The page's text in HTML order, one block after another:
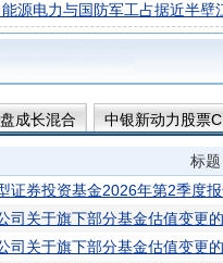
源电力与国防军工占据近半壁
成长混合 中银新动力股票C
标题
证券投资基金2026年第2季度
司关于旗下部分基金估值变更
司关于旗下部分基金估值变更